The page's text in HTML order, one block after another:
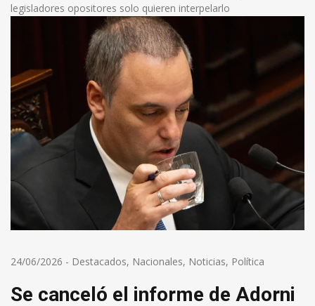
legisladores opositores solo quieren interpelarlo
24/06/2026 - Destacados, Nacionales, Noticias, Política
Se canceló el informe de Adorni